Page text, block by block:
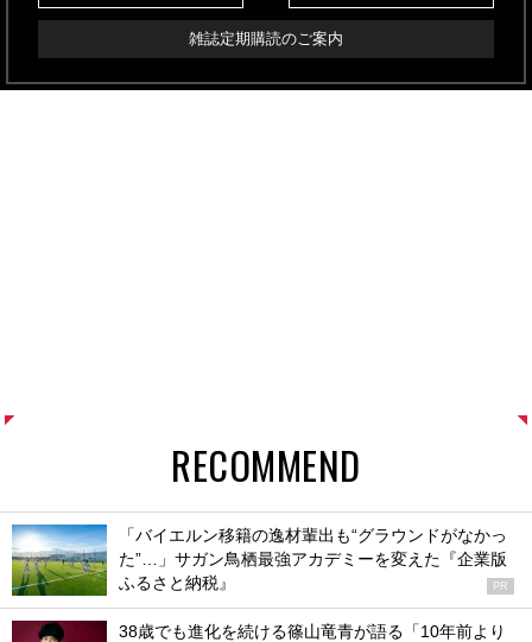
雑誌定期購読のご案内
RECOMMEND
「バイエルン移籍の逸材輩出も“グラウンドがなかっ
た”…」サガン鳥栖最強アカデミーを変えた『企業版
ふるさと納税』
PR
38歳でも進化を続ける篠山竜青が語る「10年前より